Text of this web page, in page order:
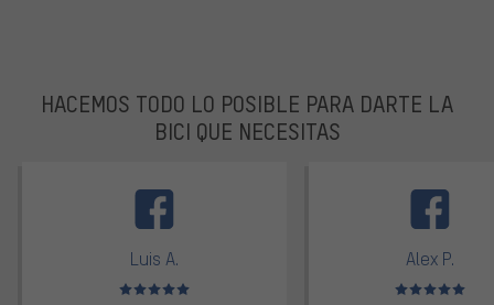
HACEMOS TODO LO POSIBLE PARA DARTE LA
BICI QUE NECESITAS
Luis A.
Valoración media: 5 de 5
Alex P.
Valoración